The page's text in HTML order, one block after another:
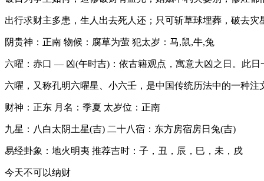
出行求财主多患，生人出去死人还；只可斩草球埋葬，破去灾
阴贵神：正南 物候：腐草为萤 犯太岁：马,鼠,牛,兔
六曜：赤口 — 凶(午时吉)：依古籍观点，寓意大凶之日。此
六曜，又称孔明六曜星、小六壬，是中国传统历法中的一种
财神：正东 月名：季夏 太岁位：正南
九星：八白太阴土星(吉) 二十八宿：东方房宿房日兔(吉)
易经卦象：地火明夷 推荐吉时：子，丑，辰，巳，未，戌
今天不可以纳财